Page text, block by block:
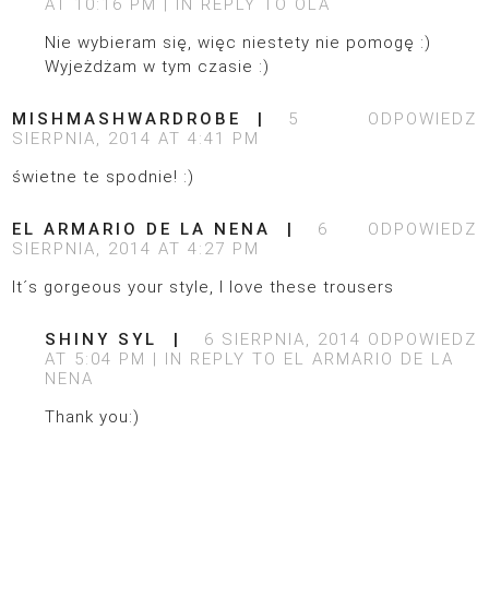
AT 10:16 PM
IN REPLY TO OLA
Nie wybieram się, więc niestety nie pomogę :)
Wyjeżdżam w tym czasie :)
ODPOWIEDZ
MISHMASHWARDROBE
5
SIERPNIA, 2014 AT 4:41 PM
świetne te spodnie! :)
ODPOWIEDZ
EL ARMARIO DE LA NENA
6
SIERPNIA, 2014 AT 4:27 PM
It´s gorgeous your style, I love these trousers
ODPOWIEDZ
SHINY SYL
6 SIERPNIA, 2014
AT 5:04 PM
IN REPLY TO EL ARMARIO DE LA
NENA
Thank you:)